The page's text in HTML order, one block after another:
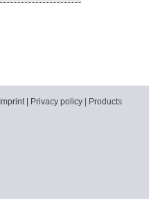
Imprint| Privacy policy Products